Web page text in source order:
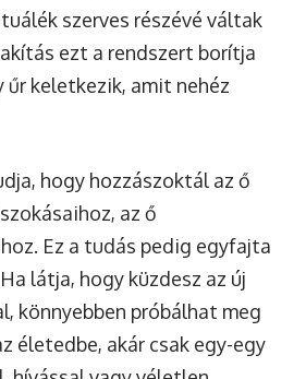
szerves részévé váltak
ezt a rendszert borítja
űr keletkezik, amit nehéz
hogy hozzászoktál az ő
az ő
Ez a tudás pedig egyfajta
látja, hogy küzdesz az új
könnyebben próbálhat meg
életedbe, akár csak egy-egy